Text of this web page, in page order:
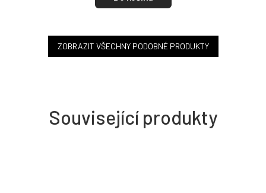
Související produkty
ZOBRAZIT VŠECHNY PODOBNÉ PRODUKTY